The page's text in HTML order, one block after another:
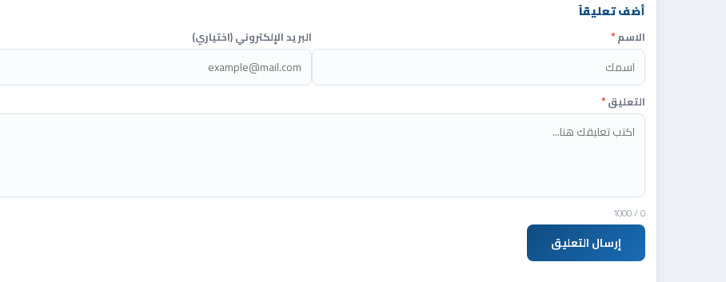
أضف تعليقاً
الاسم* البريد الإلكتروني (اختياري)
التعليق*
0
/ 1000
إرسال التعليق